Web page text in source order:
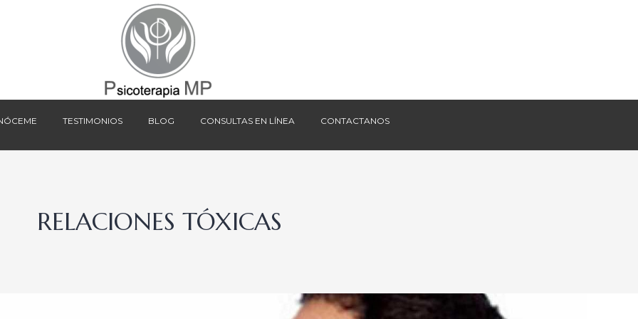
TESTIMONIOS BLOG CONSULTAS EN LÍNEA CONTACTANOS
RELACIONES TÓXICAS
BLOG